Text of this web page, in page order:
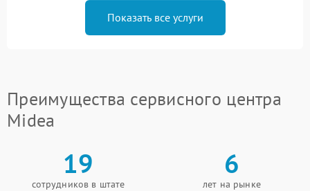
Показать все услуги
Преимущества сервисного центра
Midea
19
сотрудников в штате
6
лет на рынке